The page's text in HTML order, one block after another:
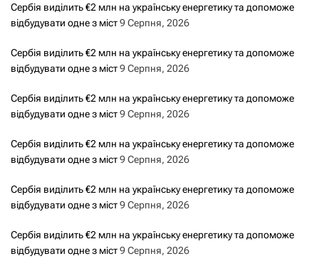
з
а
и
с
м
и
Сербія виділить €2 млн на українську енергетику та допоможе
відбудувати одне з міст9 Серпня, 2026
Сербія виділить €2 млн на українську енергетику та допоможе
відбудувати одне з міст9 Серпня, 2026
Сербія виділить €2 млн на українську енергетику та допоможе
відбудувати одне з міст9 Серпня, 2026
Сербія виділить €2 млн на українську енергетику та допоможе
відбудувати одне з міст9 Серпня, 2026
Сербія виділить €2 млн на українську енергетику та допоможе
відбудувати одне з міст9 Серпня, 2026
Сербія виділить €2 млн на українську енергетику та допоможе
відбудувати одне з міст9 Серпня, 2026